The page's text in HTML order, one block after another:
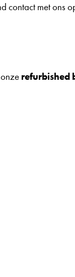
contact met ons
refurbished